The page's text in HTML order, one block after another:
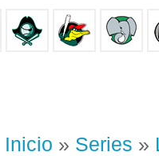
Inicio » Series »